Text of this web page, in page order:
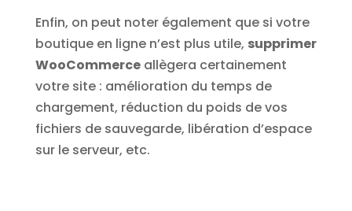
Enfin, on peut noter également que si votre
boutique en ligne n’est plus utile, supprimer
WooCommerceallègera certainement
votre site : amélioration du temps de
chargement, réduction du poids de vos
fichiers de sauvegarde, libération d’espace
sur le serveur, etc.